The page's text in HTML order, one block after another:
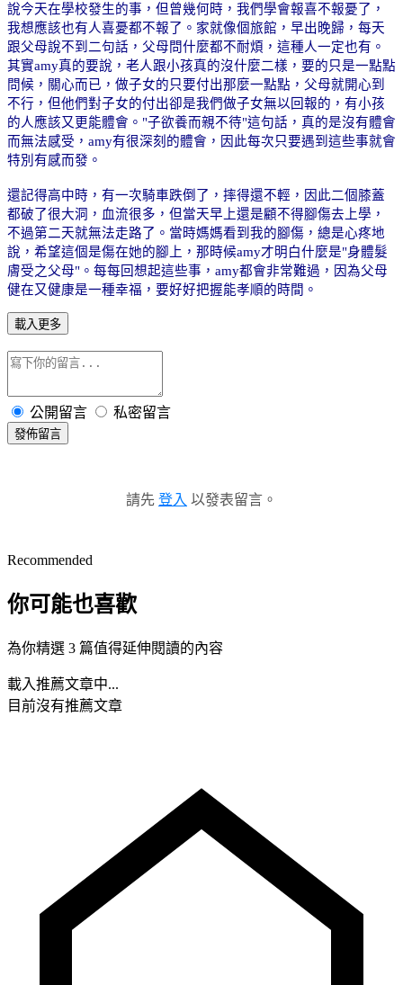
說今天在學校發生的事，但曾幾何時，我們學會報喜不報憂了，
我想應該也有人喜憂都不報了。家就像個旅館，早出晚歸，每天
跟父母說不到二句話，父母問什麼都不耐煩，這種人一定也有。
其實amy真的要說，老人跟小孩真的沒什麼二樣，要的只是一點點
問候，關心而已，做子女的只要付出那麼一點點，父母就開心到
不行，但他們對子女的付出卻是我們做子女無以回報的，有小孩
的人應該又更能體會。 "子欲養而親不待"這句話，真的是沒有體會
而無法感受， amy有很深刻的體會，因此每次只要遇到這些事就會
特別有感而發。
還記得高中時，有一次騎車跌倒了，摔得還不輕，因此二個膝蓋
都破了很大洞，血流很多，但當天早上還是顧不得腳傷去上學，
不過第二天就無法走路了。當時媽媽看到我的腳傷，總是心疼地
說，希望這個是傷在她的腳上，那時候amy才明白什麼是"身體髮
膚受之父母"。每每回想起這些事，amy都會非常難過，因為父母
健在又健康是一種幸福，要好好把握能孝順的時間。
載入更多
公開留言 私密留言
發佈留言
請先 登入 以發表留言。
Recommended
你可能也喜歡
為你精選 3 篇值得延伸閱讀的內容
載入推薦文章中...
目前沒有推薦文章